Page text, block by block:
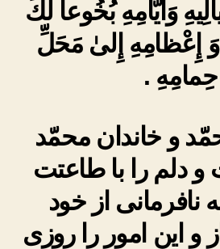
وَأَيَّامِهِ بُخُوعاً لَكَ
إِعْظامِهِ إِلىٰ مَحَلِّ
حِمامِهِ .
و خاندان محمّد
دلم را با طاعتت
نافرمانی از خود
و این امور را روزی